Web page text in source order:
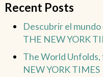
Recent Posts
Descubrir el
THE NEW YORK
The World
NEW YORK TIMES